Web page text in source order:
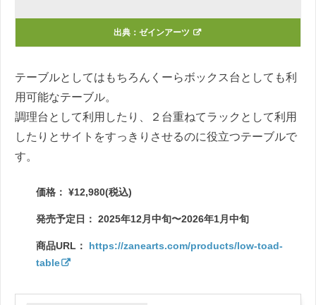
出典： ゼインアーツ
テーブルとしてはもちろんくーらボックス台としても利
用可能なテーブル。
調理台として利用したり、２台重ねてラックとして利用
したりとサイトをすっきりさせるのに役立つテーブルで
す。
価格： ¥12,980(税込)
発売予定日： 2025年12月中旬〜2026年1月中旬
商品URL：
https://zanearts.com/products/low-toad-
table